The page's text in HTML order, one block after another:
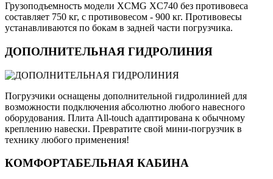
Грузоподъемность модели XCMG XC740 без противовеса
составляет 750 кг, с противовесом - 900 кг. Противовесы
устанавливаются по бокам в задней части погрузчика.
ДОПОЛНИТЕЛЬНАЯ ГИДРОЛИНИЯ
Погрузчики оснащены дополнительной гидролинией для
возможности подключения абсолютно любого навесного
оборудования. Плита All-touch адаптирована к обычному
креплению навески. Превратите свой мини-погрузчик в
технику любого применения!
КОМФОРТАБЕЛЬНАЯ КАБИНА